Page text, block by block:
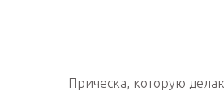
Прическа, которую